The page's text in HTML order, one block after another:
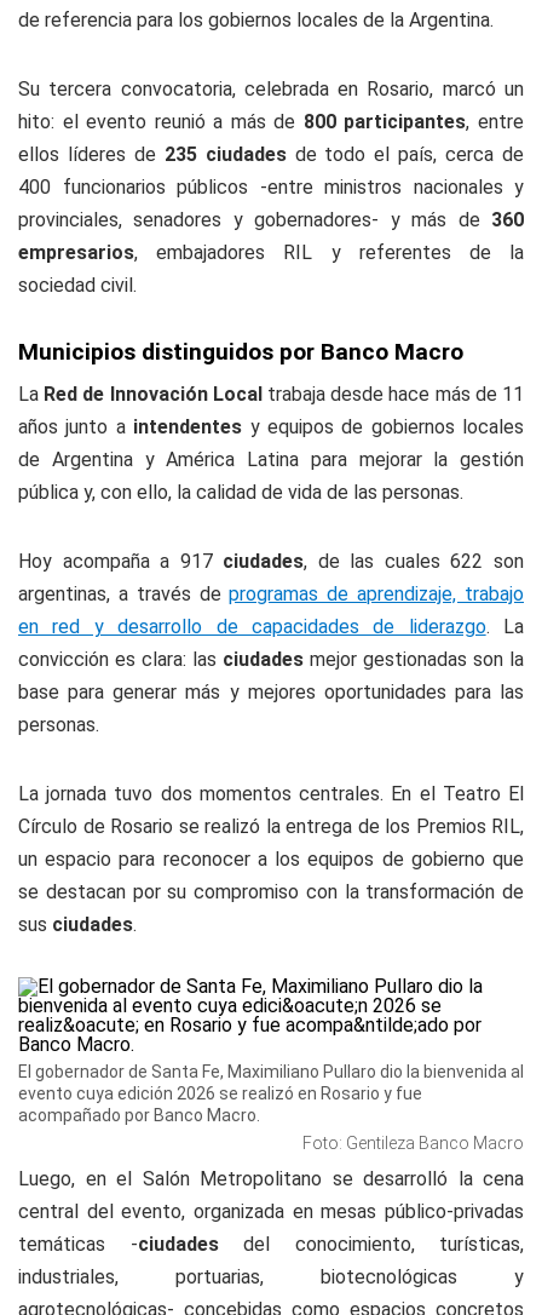
de referencia para los gobiernos locales de la Argentina.
Su tercera convocatoria, celebrada en Rosario, marcó un
hito: el evento reunió a más de 800 participantes, entre
ellos líderes de 235 ciudades de todo el país, cerca de
400 funcionarios públicos -entre ministros nacionales y
provinciales, senadores y gobernadores- y más de 360
empresarios, embajadores RIL y referentes de la
sociedad civil.
Municipios distinguidos por Banco Macro
La Red de Innovación Localtrabaja desde hace más de 11
años junto a intendentes y equipos de gobiernos locales
de Argentina y América Latina para mejorar la gestión
pública y, con ello, la calidad de vida de las personas.
Hoy acompaña a 917 ciudades, de las cuales 622 son
argentinas, a través deprogramas de aprendizaje, trabajo
en red y desarrollo de capacidades de liderazgo. La
convicción es clara: las ciudades mejor gestionadas son la
base para generar más y mejores oportunidades para las
personas.
La jornada tuvo dos momentos centrales. En el Teatro El
Círculo de Rosario se realizó la entrega de los Premios RIL,
un espacio para reconocer a los equipos de gobierno que
se destacan por su compromiso con la transformación de
sus ciudades.
El gobernador de Santa Fe, Maximiliano Pullaro dio la bienvenida al
evento cuya edición 2026 se realizó en Rosario y fue
acompañado por Banco Macro.
Foto: Gentileza Banco Macro
Luego, en el Salón Metropolitano se desarrolló la cena
central del evento, organizada en mesas público-privadas
temáticas -ciudadesdel conocimiento, turísticas,
industriales, portuarias, biotecnológicas y
agrotecnológicas- concebidas como espacios concretos